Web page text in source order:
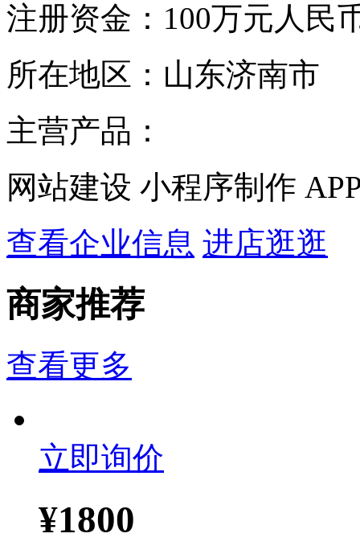
注册资金： 100万元人民
所在地区： 山东济南市
主营产品：
网站建设 小程序制作
查看企业信息 进店逛逛
商家推荐
查看更多
立即询价
¥1800